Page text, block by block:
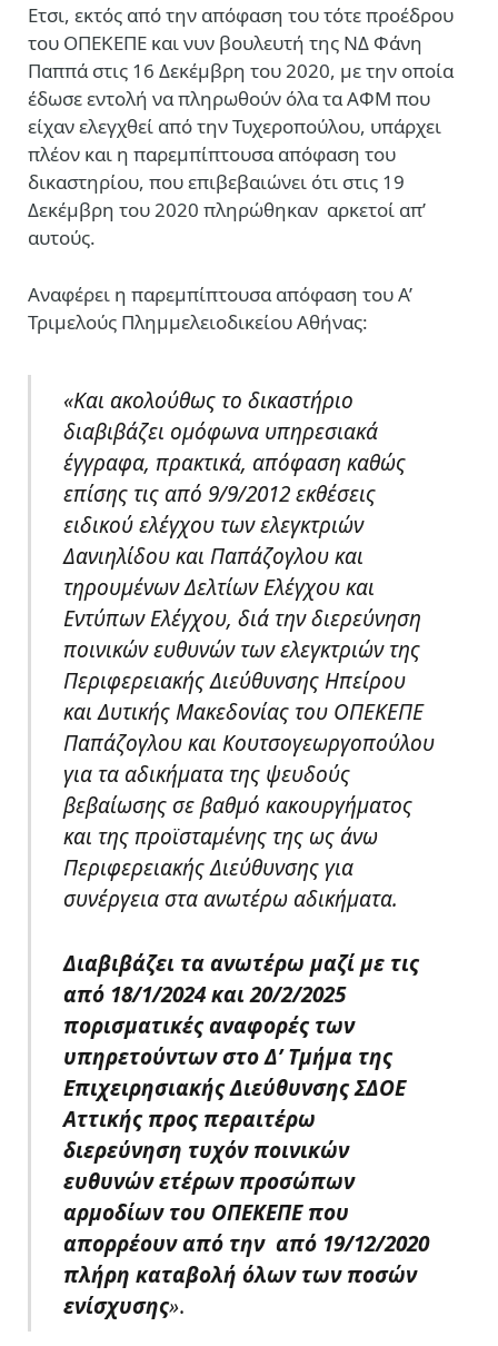
Ετσι, εκτός από την απόφαση του τότε προέδρου
του ΟΠΕΚΕΠΕ και νυν βουλευτή της ΝΔ Φάνη
Παππά στις 16 Δεκέμβρη του 2020, με την οποία
έδωσε εντολή να πληρωθούν όλα τα ΑΦΜ που
είχαν ελεγχθεί από την Τυχεροπούλου, υπάρχει
πλέον και η παρεμπίπτουσα απόφαση του
δικαστηρίου, που επιβεβαιώνει ότι στις 19
Δεκέμβρη του 2020 πληρώθηκαν αρκετοί απ’
αυτούς.
Αναφέρει η παρεμπίπτουσα απόφαση του Α’
Τριμελούς Πλημμελειοδικείου Αθήνας:
«Και ακολούθως το δικαστήριο
διαβιβάζει ομόφωνα υπηρεσιακά
έγγραφα, πρακτικά, απόφαση καθώς
επίσης τις από 9/9/2012 εκθέσεις
ειδικού ελέγχου των ελεγκτριών
Δανιηλίδου και Παπάζογλου και
τηρουμένων Δελτίων Ελέγχου και
Εντύπων Ελέγχου, διά την διερεύνηση
ποινικών ευθυνών των ελεγκτριών της
Περιφερειακής Διεύθυνσης Ηπείρου
και Δυτικής Μακεδονίας του ΟΠΕΚΕΠΕ
Παπάζογλου και Κουτσογεωργοπούλου
για τα αδικήματα της ψευδούς
βεβαίωσης σε βαθμό κακουργήματος
και της προϊσταμένης της ως άνω
Περιφερειακής Διεύθυνσης για
συνέργεια στα ανωτέρω αδικήματα.
Διαβιβάζει τα ανωτέρω μαζί με τις
από 18/1/2024 και 20/2/2025
πορισματικές αναφορές των
υπηρετούντων στο Δ’ Τμήμα της
Επιχειρησιακής Διεύθυνσης ΣΔΟΕ
Αττικής προς περαιτέρω
διερεύνηση τυχόν ποινικών
ευθυνών ετέρων προσώπων
αρμοδίων του ΟΠΕΚΕΠΕ που
απορρέουν από την από 19/12/2020
πλήρη καταβολή όλων των ποσών
ενίσχυσης».